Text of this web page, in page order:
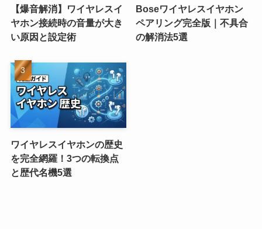
【爆音解消】ワイヤレスイ
ヤホン接続時の音量が大き
い原因と設定術
Boseワイヤレスイヤホン
ペアリング完全版｜不具合
の解消法5選
ワイヤレスイヤホンの歴史
を完全網羅！3つの転換点
と歴代名機5選